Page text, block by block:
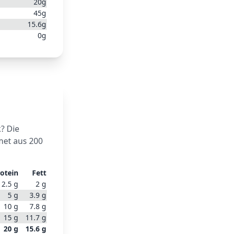
45g
15.6g
0g
? Die
aus 200
Fett
2.5 g 2 g
5 g 3.9 g
10 g 7.8 g
15 g 11.7 g
20 g 15.6 g